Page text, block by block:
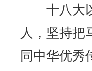
十八大以
人，坚持把
同中华优秀